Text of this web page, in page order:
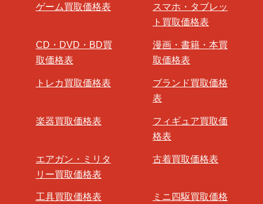
ゲーム買取価格表
スマホ・タブレッ
ト買取価格表
CD・DVD・BD買
取価格表
漫画・書籍・本買
取価格表
トレカ買取価格表
ブランド買取価格
表
楽器買取価格表
フィギュア買取価
格表
エアガン・ミリタ
リー買取価格表
古着買取価格表
工具買取価格表
ミニ四駆買取価格